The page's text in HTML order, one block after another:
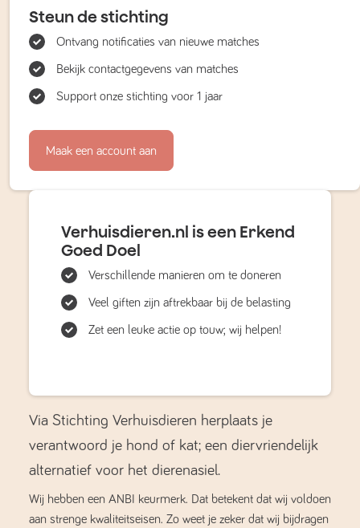
Steun de stichting
Ontvang notificaties van nieuwe matches
Bekijk contactgegevens van matches
Support onze stichting voor 1 jaar
Maak een account aan
Verhuisdieren.nl is een Erkend
Goed Doel
Verschillende manieren om te doneren
Veel giften zijn aftrekbaar bij de belasting
Zet een leuke actie op touw; wij helpen!
Via Stichting Verhuisdieren herplaats je
verantwoord je hond of kat; een diervriendelijk
alternatief voor het dierenasiel.
Wij hebben een ANBI keurmerk. Dat betekent dat wij voldoen
aan strenge kwaliteitseisen. Zo weet je zeker dat wij bijdragen